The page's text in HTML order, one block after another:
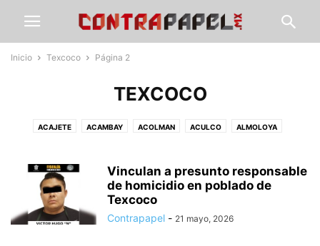
Inicio Texcoco Página 2
TEXCOCO
ACAJETE ACAMBAY ACOLMAN ACULCO ALMOLOYA
ATENCO ATIZAPÁN
AZCAPOTZALCO CALIMAYA CALPULALPAN CDMX CHALCO
CHAPA DE MOTA CHAPINGO
CHICONCUAC CHIMALHUACÁN CLIMA COACALCO
Vinculan a presunto responsable
de homicidio en poblado de
Texcoco
Contrapapel - 21 mayo, 2026